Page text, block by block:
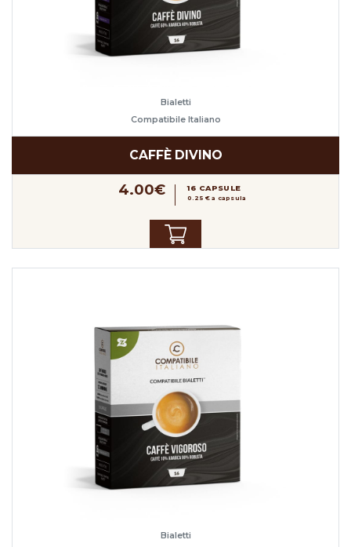
Bialetti
Compatibile Italiano
CAFFÈ DIVINO
4.00€ 16 CAPSULE
0.25 € a capsula
Bialetti